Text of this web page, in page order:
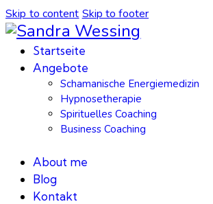
Skip to content Skip to footer
Startseite
Angebote
Schamanische Energiemedizin
Hypnosetherapie
Spirituelles Coaching
Business Coaching
About me
Blog
Kontakt